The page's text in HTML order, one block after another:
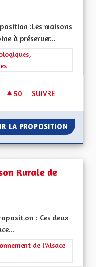
:Les maisons
à préserver...
: Les transitions
50 50 ABONNÉS
SUIVRE
LA PROPOSITION
Rurale de
: Ces deux
: La Culture, l'Education et
de l'Alsace